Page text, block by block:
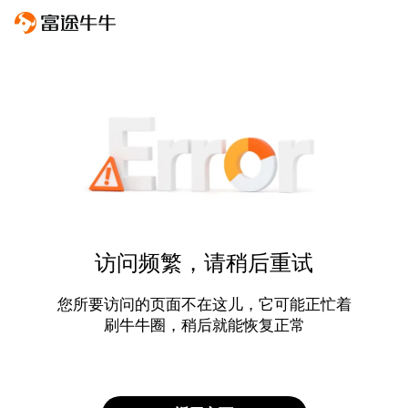
访问频繁，请稍后重试
您所要访问的页面不在这儿，它可能正忙着
刷牛牛圈，稍后就能恢复正常